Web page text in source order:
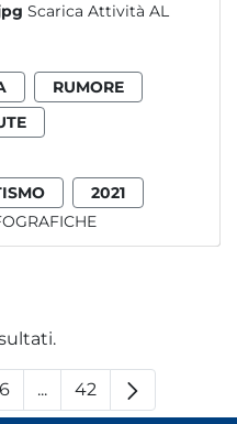
Scarica Attività AL
RUMORE
2021
...Pagine intermedie
Pagina
42